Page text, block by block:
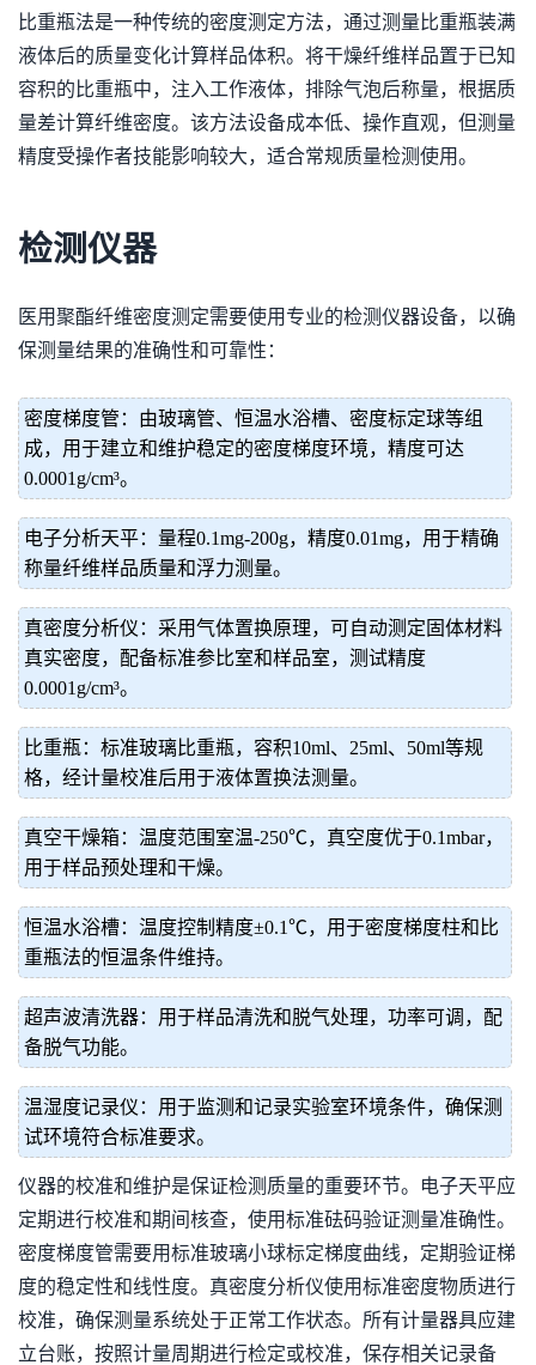
比重瓶法是一种传统的密度测定方法，通过测量比重瓶装满
液体后的质量变化计算样品体积。将干燥纤维样品置于已知
容积的比重瓶中，注入工作液体，排除气泡后称量，根据质
量差计算纤维密度。该方法设备成本低、操作直观，但测量
精度受操作者技能影响较大，适合常规质量检测使用。
检测仪器
医用聚酯纤维密度测定需要使用专业的检测仪器设备，以确
保测量结果的准确性和可靠性：
密度梯度管：由玻璃管、恒温水浴槽、密度标定球等组
成，用于建立和维护稳定的密度梯度环境，精度可达
0.0001g/cm³。
电子分析天平：量程0.1mg-200g，精度0.01mg，用于精确
称量纤维样品质量和浮力测量。
真密度分析仪：采用气体置换原理，可自动测定固体材料
真实密度，配备标准参比室和样品室，测试精度
0.0001g/cm³。
比重瓶：标准玻璃比重瓶，容积10ml、25ml、50ml等规
格，经计量校准后用于液体置换法测量。
真空干燥箱：温度范围室温-250℃，真空度优于0.1mbar，
用于样品预处理和干燥。
恒温水浴槽：温度控制精度±0.1℃，用于密度梯度柱和比
重瓶法的恒温条件维持。
超声波清洗器：用于样品清洗和脱气处理，功率可调，配
备脱气功能。
温湿度记录仪：用于监测和记录实验室环境条件，确保测
试环境符合标准要求。
仪器的校准和维护是保证检测质量的重要环节。电子天平应
定期进行校准和期间核查，使用标准砝码验证测量准确性。
密度梯度管需要用标准玻璃小球标定梯度曲线，定期验证梯
度的稳定性和线性度。真密度分析仪使用标准密度物质进行
校准，确保测量系统处于正常工作状态。所有计量器具应建
立台账，按照计量周期进行检定或校准，保存相关记录备